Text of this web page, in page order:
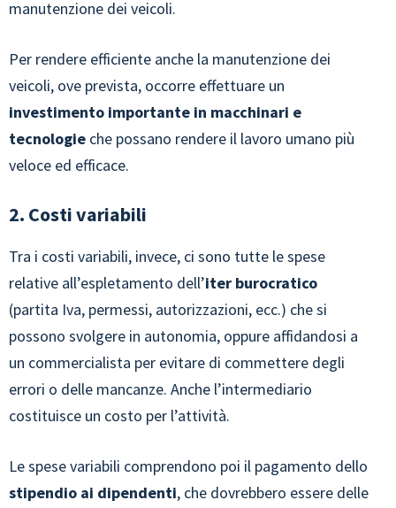
manutenzione dei veicoli.
Per rendere efficiente anche la manutenzione dei
veicoli, ove prevista, occorre effettuare un
investimento importante in macchinari e
tecnologie che possano rendere il lavoro umano più
veloce ed efficace.
2. Costi variabili
Tra i costi variabili, invece, ci sono tutte le spese
relative all’espletamento dell’iter burocratico
(partita Iva, permessi, autorizzazioni, ecc.) che si
possono svolgere in autonomia, oppure affidandosi a
un commercialista per evitare di commettere degli
errori o delle mancanze. Anche l’intermediario
costituisce un costo per l’attività.
Le spese variabili comprendono poi il pagamento dello
stipendio ai dipendenti, che dovrebbero essere delle